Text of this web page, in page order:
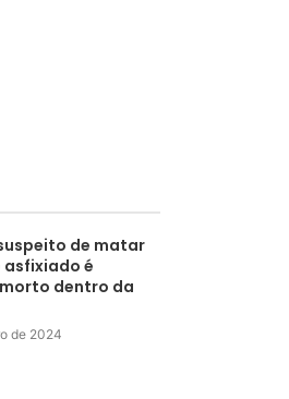
de matar
é
dentro da
de 2024